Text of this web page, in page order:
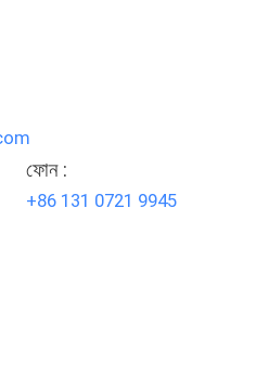
ফোন :
+86 131 0721 9945